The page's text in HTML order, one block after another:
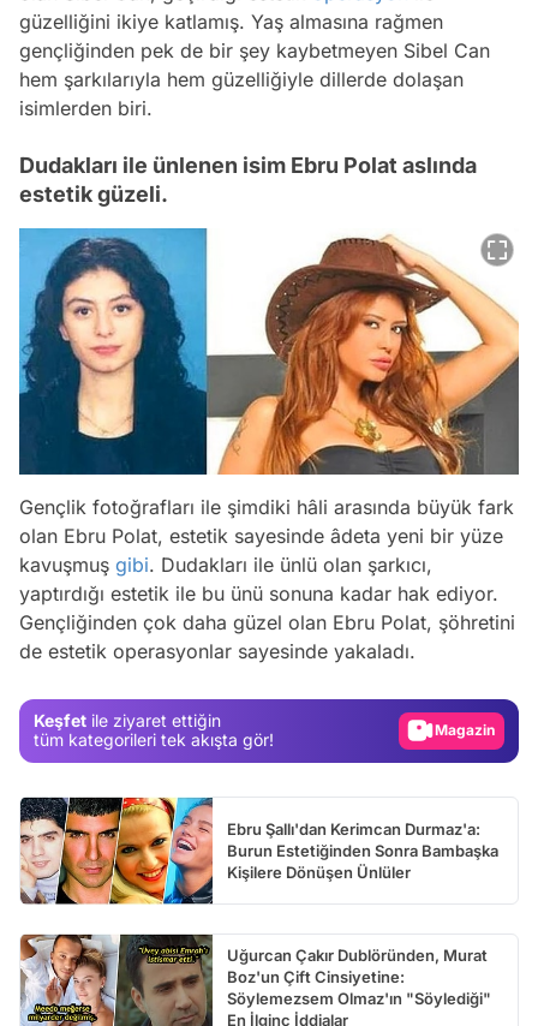
güzelliğini ikiye katlamış. Yaş almasına rağmen
gençliğinden pek de bir şey kaybetmeyen Sibel Can
hem şarkılarıyla hem güzelliğiyle dillerde dolaşan
isimlerden biri.
Dudakları ile ünlenen isim Ebru Polat aslında
estetik güzeli.
Gençlik fotoğrafları ile şimdiki hâli arasında büyük fark
olan Ebru Polat, estetik sayesinde âdeta yeni bir yüze
kavuşmuş gibi. Dudakları ile ünlü olan şarkıcı,
yaptırdığı estetik ile bu ünü sonuna kadar hak ediyor.
Gençliğinden çok daha güzel olan Ebru Polat, şöhretini
de estetik operasyonlar sayesinde yakaladı.
Keşfet ile ziyaret ettiğin
tüm kategorileri tek akışta gör!
Test
Video
Ebru Şallı'dan Kerimcan Durmaz'a:
Burun Estetiğinden Sonra Bambaşka
Kişilere Dönüşen Ünlüler
Uğurcan Çakır Dublöründen, Murat
Boz'un Çift Cinsiyetine:
Söylemezsem Olmaz'ın "Söylediği"
En İlginç İddialar